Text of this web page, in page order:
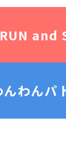
RUN and
んわんパ